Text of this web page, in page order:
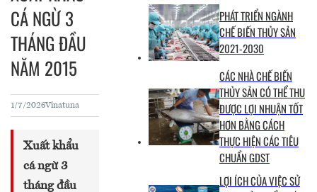
CÁ NGỪ 3
THÁNG ĐẦU
NĂM 2015
1/7/2026Vinatuna
Xuất khẩu
cá ngừ 3
tháng đầu
PHÁT TRIỂN NGÀNH
CHẾ BIẾN THỦY SẢN
2021-2030
CÁC NHÀ CHẾ BIẾN
THỦY SẢN CÓ THỂ THU
ĐƯỢC LỢI NHUẬN TỐT
HƠN BẰNG CÁCH
THỰC HIỆN CÁC TIÊU
CHUẨN GDST
LỢI ÍCH CỦA VIỆC SỬ